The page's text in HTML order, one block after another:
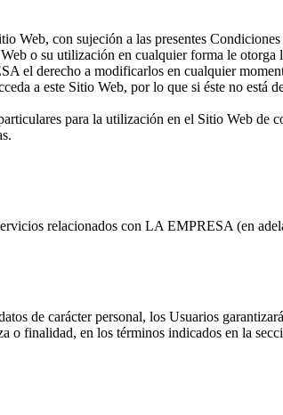
con sujeción a las presentes
o su utilización en cualquier forma le
el derecho a modificarlos en cualquier
a este Sitio Web, por lo que si éste no está
para la utilización en el Sitio Web
relacionados con LA EMPRESA (en
de carácter personal, los Usuarios
o finalidad, en los términos indicados en la